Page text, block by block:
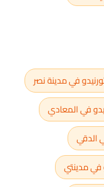
في مدينة نصر
في المعادي
الدقي
في مدينتي